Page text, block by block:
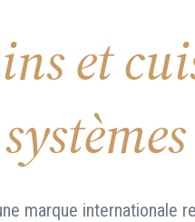
et
marque internationale